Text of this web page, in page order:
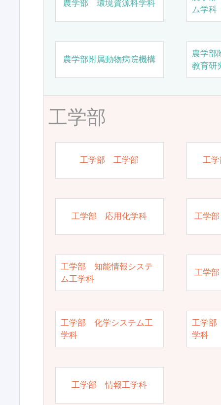
農学部 環境資源科学科
ム学科
農学部附属動物病院機構
農学部
教育研
工学部
工学部 工学部 工
工学部 応用化学科 工学
工学部 知能情報システ
ム工学科
工学
工学部 化学システム工
学科
工学部
学科
工学部 情報工学科